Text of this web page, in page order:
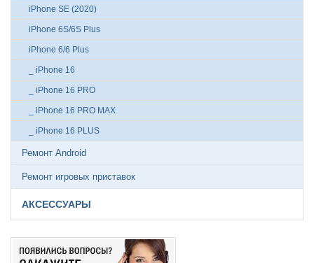
iPhone SE (2020)
iPhone 6S/6S Plus
iPhone 6/6 Plus
_ iPhone 16
_ iPhone 16 PRO
_ iPhone 16 PRO MAX
_ iPhone 16 PLUS
Ремонт Android
Ремонт игровых приставок
АКСЕССУАРЫ